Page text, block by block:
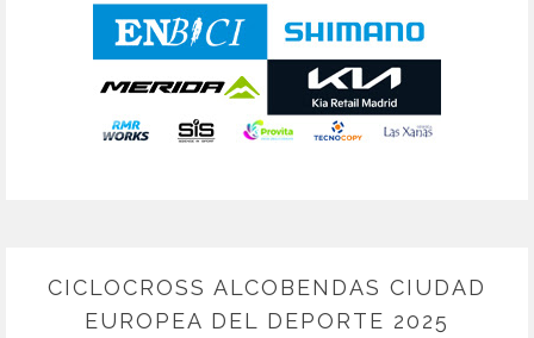
CICLOCROSS ALCOBENDAS CIUDAD
EUROPEA DEL DEPORTE 2025